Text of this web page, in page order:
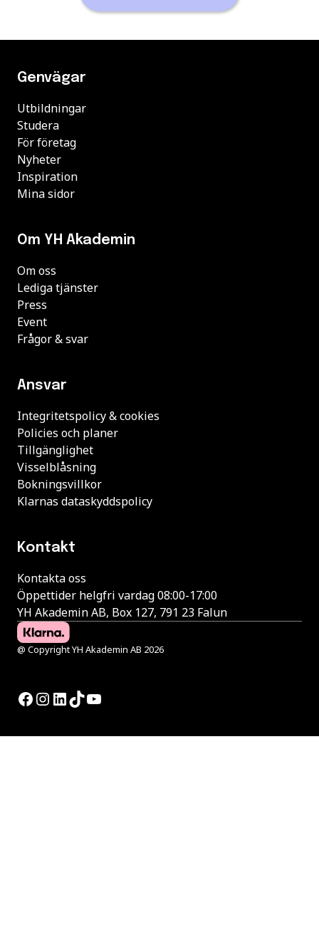
Genvägar
Utbildningar
Studera
För företag
Nyheter
Inspiration
Mina sidor
Om YH Akademin
Om oss
Lediga tjänster
Press
Event
Frågor & svar
Ansvar
Integritetspolicy & cookies
Policies och planer
Tillgänglighet
Visselblåsning
Bokningsvillkor
Klarnas dataskyddspolicy
Kontakt
Kontakta oss
Öppettider helgfri vardag 08:00-17:00
YH Akademin AB, Box 127, 791 23 Falun
@ Copyright YH Akademin AB 2026
Facebook
Instagram
LinkedIn
TikTok
YouTube